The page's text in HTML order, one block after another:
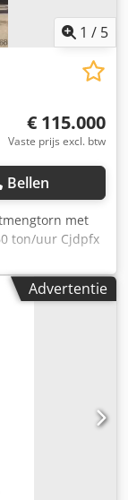
1 / 5
€ 115.000
Vaste prijs excl. btw
Bellen
met
ton/uur Cjdpfx
Advertentie